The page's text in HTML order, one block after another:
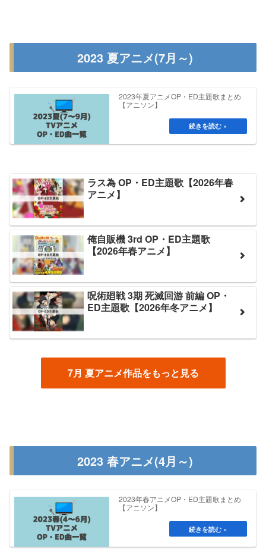
2023 夏アニメ(7月～)
2023年夏アニメOP・ED主題歌まとめ
【アニソン】
ラス為 OP・ED主題歌【2026年春
アニメ】
俺自販機 3rd OP・ED主題歌
【2026年春アニメ】
呪術廻戦 3期 死滅回游 前編 OP・
ED主題歌【2026年冬アニメ】
7月 夏アニメ作品をもっと見る
2023 春アニメ(4月～)
2023年春アニメOP・ED主題歌まとめ
【アニソン】